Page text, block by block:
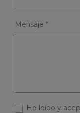
Mensaje *
He leído y